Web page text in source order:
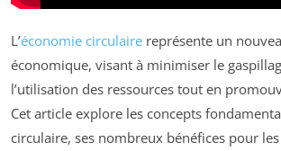
L’économie circulaire représente un
économique, visant à minimiser le
l’utilisation des ressources tout en
Cet article explore les concepts
circulaire, ses nombreux bénéfices pour